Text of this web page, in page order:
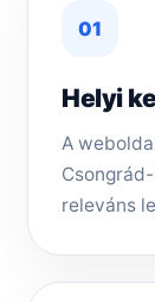
01
Helyi
A
releváns